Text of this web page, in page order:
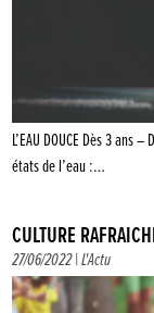
L’EAU DOUCE Dès 3 ans
états de l’eau :…
CULTURE
27/06/2022 |L'Actu